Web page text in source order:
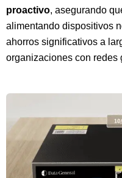
proactivo, asegurando
alimentando dispositivos
ahorros significativos a
organizaciones con redes